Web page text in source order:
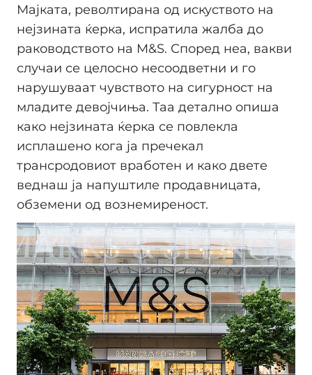
Мајката, револтирана од искуството на
нејзината ќерка, испратила жалба до
раководството на M&S. Според неа, вакви
случаи се целосно несоодветни и го
нарушуваат чувството на сигурност на
младите девојчиња. Таа детално опиша
како нејзината ќерка се повлекла
исплашено кога ја пречекал
трансродовиот вработен и како двете
веднаш ја напуштиле продавницата,
обземени од вознемиреност.